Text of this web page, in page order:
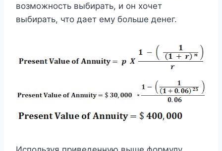
возможность выбирать, и он хочет
выбирать, что дает ему больше денег.